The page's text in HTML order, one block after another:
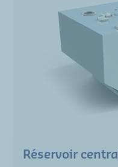
Réservoir